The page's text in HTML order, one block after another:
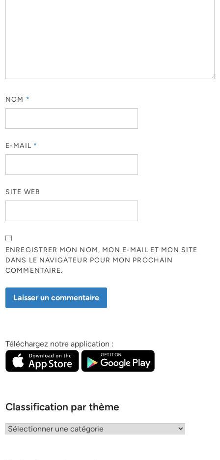
NOM *
E-MAIL *
SITE WEB
ENREGISTRER MON NOM, MON E-MAIL ET MON SITE
DANS LE NAVIGATEUR POUR MON PROCHAIN
COMMENTAIRE.
Téléchargez notre application :
Classification par thème
Classification